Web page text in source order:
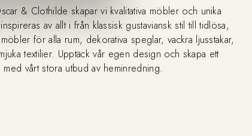
& Clothilde skapar vi kvalitativa möbler och unika
av allt i från klassisk gustaviansk stil till tidlösa,
för alla rum, dekorativa speglar, vackra ljusstakar,
textilier. Upptäck vår egen design och skapa ett
vårt stora utbud av heminredning.